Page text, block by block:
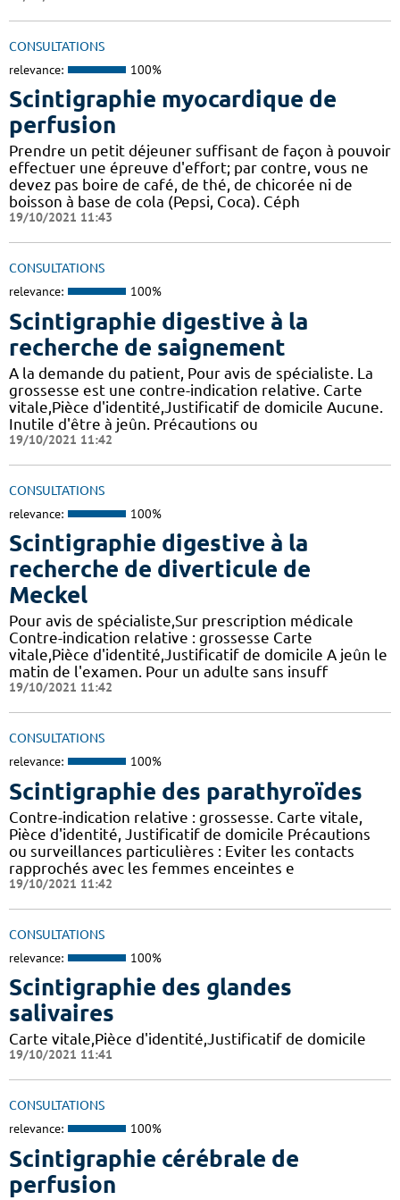
CONSULTATIONS
relevance: 100%
Scintigraphie myocardique de
perfusion
Prendre un petit déjeuner suffisant de façon à pouvoir
effectuer une épreuve d'effort; par contre, vous ne
devez pas boire de café, de thé, de chicorée ni de
boisson à base de cola (Pepsi, Coca). Céph
19/10/2021 11:43
CONSULTATIONS
relevance: 100%
Scintigraphie digestive à la
recherche de saignement
A la demande du patient, Pour avis de spécialiste. La
grossesse est une contre-indication relative. Carte
vitale,Pièce d'identité,Justificatif de domicile Aucune.
Inutile d'être à jeûn. Précautions ou
19/10/2021 11:42
CONSULTATIONS
relevance: 100%
Scintigraphie digestive à la
recherche de diverticule de
Meckel
Pour avis de spécialiste,Sur prescription médicale
Contre-indication relative : grossesse Carte
vitale,Pièce d'identité,Justificatif de domicile A jeûn le
matin de l'examen. Pour un adulte sans insuff
19/10/2021 11:42
CONSULTATIONS
relevance: 100%
Scintigraphie des parathyroïdes
Contre-indication relative : grossesse. Carte vitale,
Pièce d'identité, Justificatif de domicile Précautions
ou surveillances particulières : Eviter les contacts
rapprochés avec les femmes enceintes e
19/10/2021 11:42
CONSULTATIONS
relevance: 100%
Scintigraphie des glandes
salivaires
Carte vitale,Pièce d'identité,Justificatif de domicile
19/10/2021 11:41
CONSULTATIONS
relevance: 100%
Scintigraphie cérébrale de
perfusion